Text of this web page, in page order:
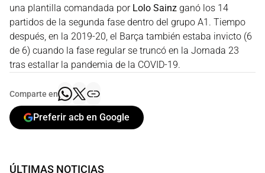
una plantilla comandada por Lolo Sainz ganó los 14
partidos de la segunda fase dentro del grupo A1. Tiempo
después, en la 2019-20, el Barça también estaba invicto (6
de 6) cuando la fase regular se truncó en la Jornada 23
tras estallar la pandemia de la COVID-19.
Comparte en
Preferir acb en Google
ÚLTIMAS NOTICIAS